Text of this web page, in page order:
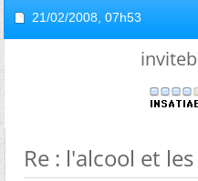
21/02/2008, 07h53
Re : l'alcool et